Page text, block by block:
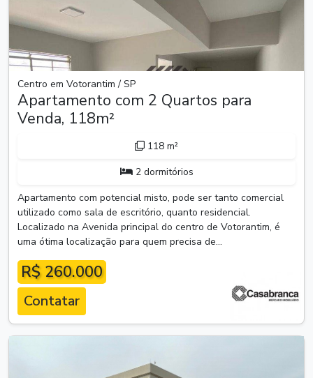
Centro em Votorantim / SP
Apartamento com 2 Quartos para
Venda, 118m²
118 m²
2 dormitórios
Apartamento com potencial misto, pode ser tanto comercial
utilizado como sala de escritório, quanto residencial.
Localizado na Avenida principal do centro de Votorantim, é
uma ótima localização para quem precisa de...
R$ 260.000
Contatar